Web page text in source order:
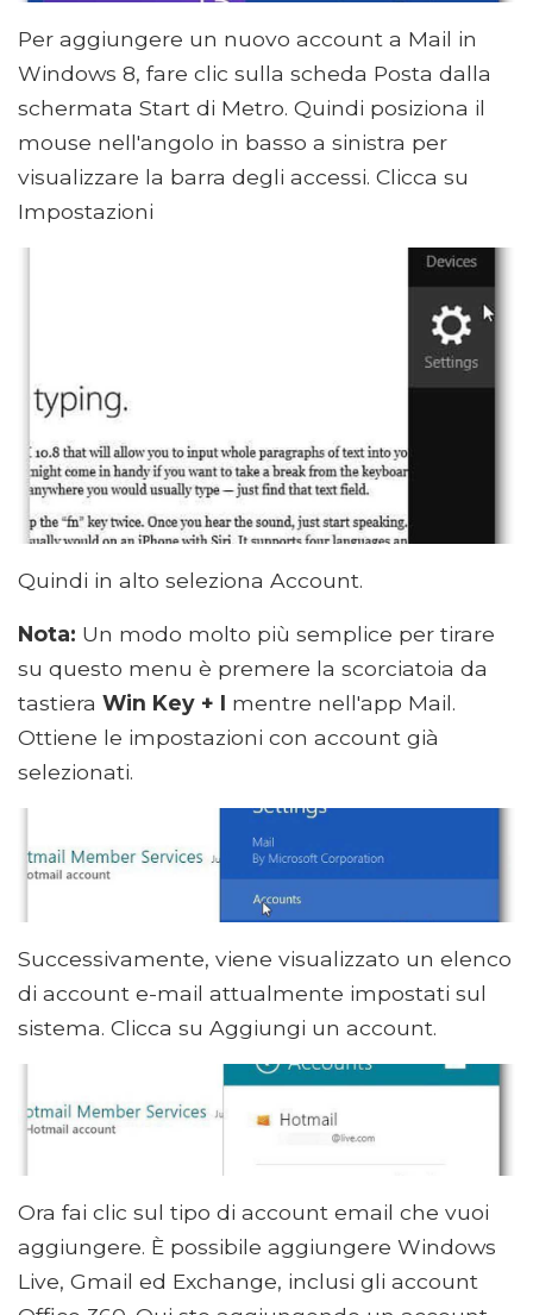
Per aggiungere un nuovo account a Mail in
Windows 8, fare clic sulla scheda Posta dalla
schermata Start di Metro. Quindi posiziona il
mouse nell'angolo in basso a sinistra per
visualizzare la barra degli accessi. Clicca su
Impostazioni
Quindi in alto seleziona Account.
Nota: Un modo molto più semplice per tirare
su questo menu è premere la scorciatoia da
tastiera Win Key + I mentre nell'app Mail.
Ottiene le impostazioni con account già
selezionati.
Successivamente, viene visualizzato un elenco
di account e-mail attualmente impostati sul
sistema. Clicca su Aggiungi un account.
Ora fai clic sul tipo di account email che vuoi
aggiungere. È possibile aggiungere Windows
Live, Gmail ed Exchange, inclusi gli account